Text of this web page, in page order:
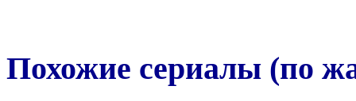
Похожие сериалы (по